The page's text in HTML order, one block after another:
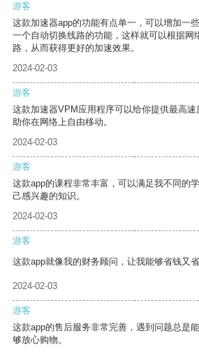
游客
这款加速器app的功能有点单一，可以增加一
一个自动切换线路的功能，这样就可以根据网
路，从而获得更好的加速效果。
2024-02-03
游客
这款加速器VPM应用程序可以给你提供最高
助你在网络上自由移动。
2024-02-03
游客
这款app的课程非常丰富，可以满足我不同的
己感兴趣的知识。
2024-02-03
游客
这款app就像我的财务顾问，让我能够省钱又省
2024-02-03
游客
这款app的售后服务非常完善，遇到问题总是
够放心购物。